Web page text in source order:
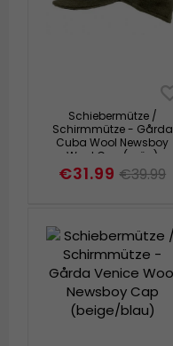
Schiebermütze /
Schirmmütze - Gårda
Cuba Wool Newsboy
Wool Cap (grün)
€31.99 €39.99